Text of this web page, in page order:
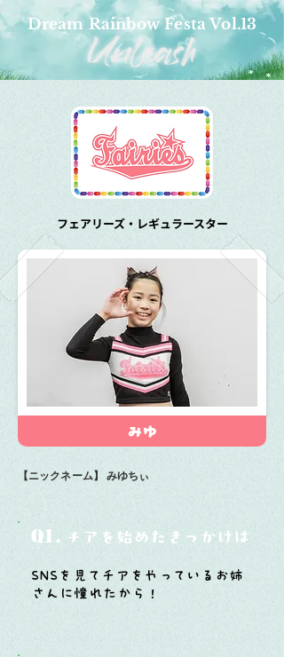
Dream Rainbow Festa Vol.13
フェアリーズ・レギュラースター
みゆ
【ニックネーム】 みゆちぃ
Q1. チアを始めたきっかけは？
SNSを見てチアをやっているお姉
さんに憧れたから！